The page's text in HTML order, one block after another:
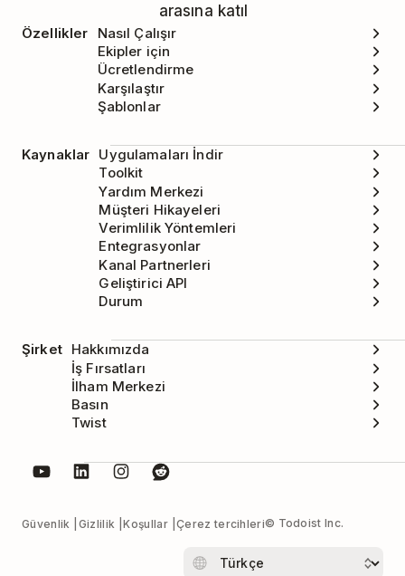
arasına katıl
Özellikler
Nasıl Çalışır
Ekipler için
Ücretlendirme
Karşılaştır
Şablonlar
Kaynaklar Uygulamaları İndir
Toolkit
Yardım Merkezi
Müşteri Hikayeleri
Verimlilik Yöntemleri
Entegrasyonlar
Kanal Partnerleri
Geliştirici API
Durum
Şirket Hakkımızda
İş Fırsatları
İlham Merkezi
Basın
Twist
Güvenlik Gizlilik Koşullar Çerez tercihleri© Todoist Inc.